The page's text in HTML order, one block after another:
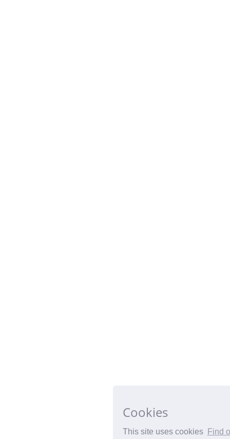
Cookies
This site uses cookies Find